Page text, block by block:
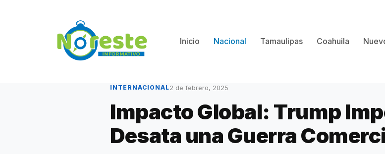
Inicio
Nacional Tamaulipas Coahuila
INTERNACIONAL2 de febrero, 2025
Impacto Global: Trump
Desata una Guerra